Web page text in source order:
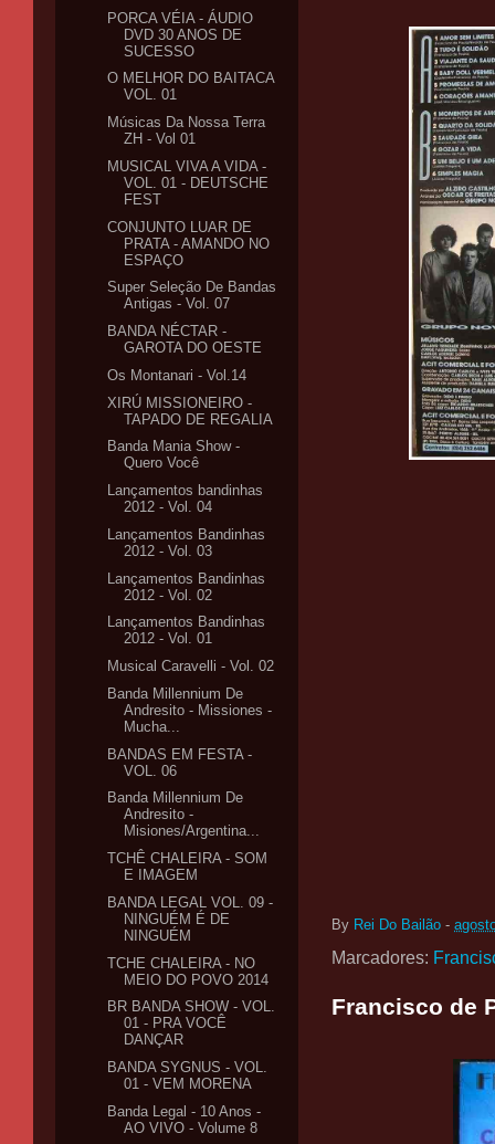
By Rei Do Bailão -
Marcadores:
Francisco de
PORCA VÉIA - ÁUDIO
DVD 30 ANOS DE
SUCESSO
O MELHOR DO BAITACA
VOL. 01
Músicas Da Nossa Terra
ZH - Vol 01
MUSICAL VIVA A VIDA -
VOL. 01 - DEUTSCHE
FEST
CONJUNTO LUAR DE
PRATA - AMANDO NO
ESPAÇO
Super Seleção De Bandas
Antigas - Vol. 07
BANDA NÉCTAR -
GAROTA DO OESTE
Os Montanari - Vol.14
XIRÚ MISSIONEIRO -
TAPADO DE REGALIA
Banda Mania Show -
Quero Você
Lançamentos bandinhas
2012 - Vol. 04
Lançamentos Bandinhas
2012 - Vol. 03
Lançamentos Bandinhas
2012 - Vol. 02
Lançamentos Bandinhas
2012 - Vol. 01
Musical Caravelli - Vol. 02
Banda Millennium De
Andresito - Missiones -
Mucha...
BANDAS EM FESTA -
VOL. 06
Banda Millennium De
Andresito -
Misiones/Argentina...
TCHÊ CHALEIRA - SOM
E IMAGEM
BANDA LEGAL VOL. 09 -
NINGUÉM É DE
NINGUÉM
TCHE CHALEIRA - NO
MEIO DO POVO 2014
BR BANDA SHOW - VOL.
01 - PRA VOCÊ
DANÇAR
BANDA SYGNUS - VOL.
01 - VEM MORENA
Banda Legal - 10 Anos -
AO VIVO - Volume 8